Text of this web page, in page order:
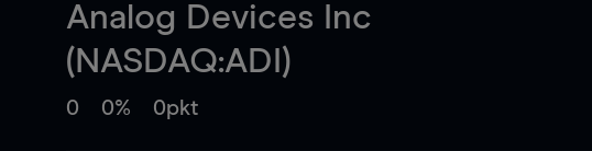
Analog Devices Inc
(NASDAQ:ADI)
0 0% 0pkt